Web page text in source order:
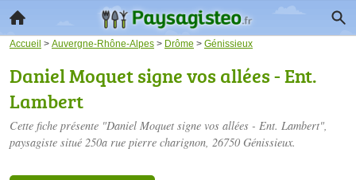
Accueil > Auvergne-Rhône-Alpes > Drôme > Génissieux
Daniel Moquet signe vos allées - Ent.
Lambert
Cette fiche présente "Daniel Moquet signe vos allées - Ent. Lambert",
paysagiste situé 250a rue pierre charignon, 26750 Génissieux.